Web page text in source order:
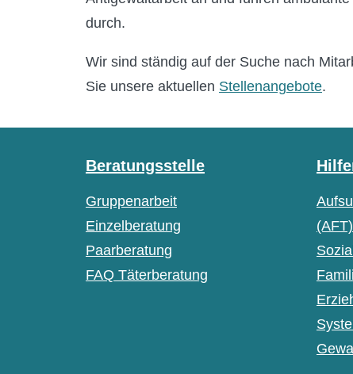
durch.
Wir sind ständig auf der Suche nach
Sie unsere aktuellen Stellenangebote.
Beratungsstelle
Gruppenarbeit
Einzelberatung
Paarberatung
FAQ Täterberatung
(AFT)